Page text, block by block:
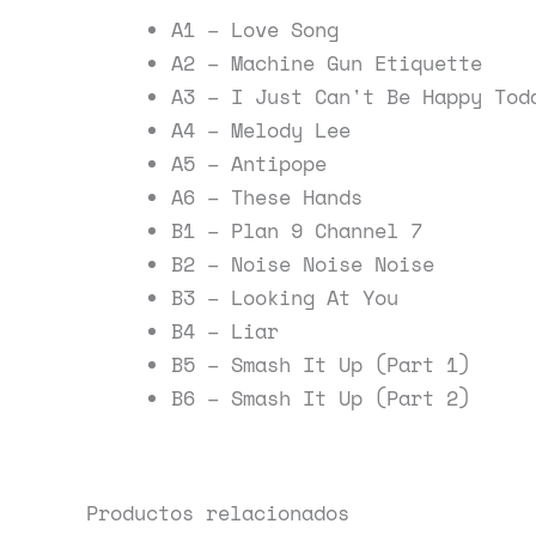
A1 – Love Song
A2 – Machine Gun Etiquette
A3 – I Just Can't Be Happy
A4 – Melody Lee
A5 – Antipope
A6 – These Hands
B1 – Plan 9 Channel 7
B2 – Noise Noise Noise
B3 – Looking At You
B4 – Liar
B5 – Smash It Up (Part 1)
B6 – Smash It Up (Part 2)
Productos relacionados